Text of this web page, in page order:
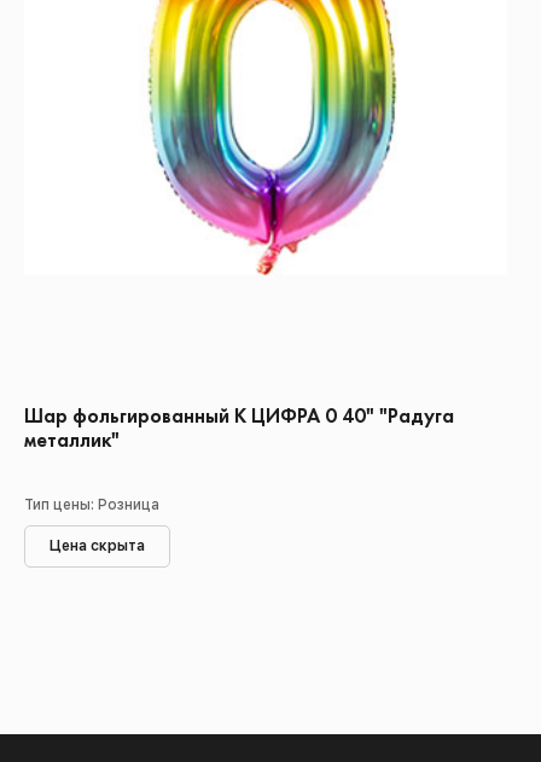
Шар фольгированный К ЦИФРА 0 40" "Радуга
металлик"
Тип цены: Розница
Цена скрыта